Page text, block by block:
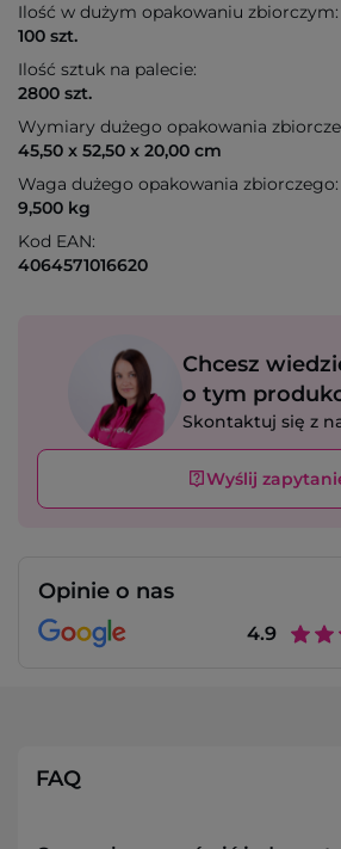
Ilość w dużym opakowaniu zbiorczym:
100 szt.
Ilość sztuk na palecie:
2800 szt.
Wymiary dużego opakowania
45,50 x 52,50 x 20,00 cm
Waga dużego opakowania zbiorczego:
9,500 kg
Kod EAN:
4064571016620
Chcesz
o tym
Skontaktuj się z
Wyślij
Opinie o nas
4.9
FAQ